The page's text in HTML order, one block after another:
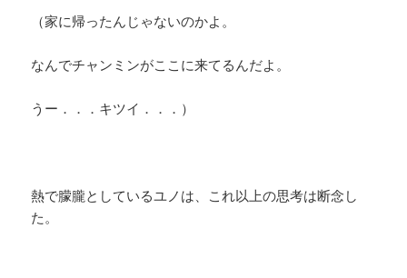
（家に帰ったんじゃないのかよ。
なんでチャンミンがここに来てるんだよ。
うー．．．キツイ．．．）
熱で朦朧としているユノは、これ以上の思考は断念し
た。